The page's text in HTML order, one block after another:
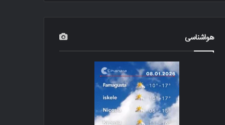
هواشناسی